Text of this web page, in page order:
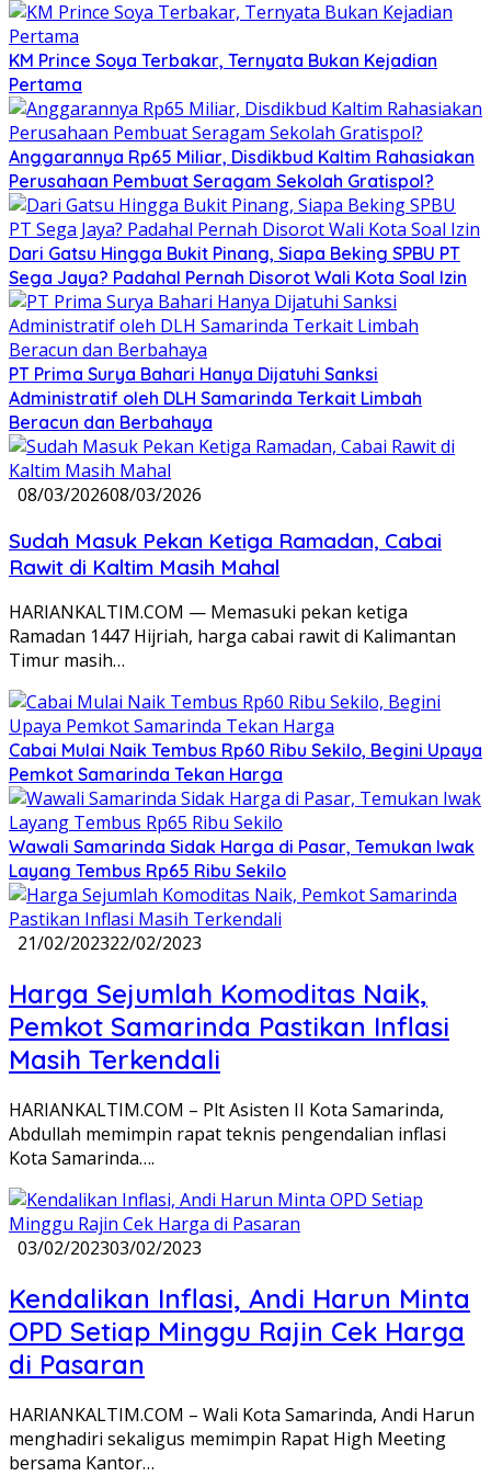
KM Prince Soya Terbakar, Ternyata Bukan Kejadian
Pertama
Anggarannya Rp65 Miliar, Disdikbud Kaltim Rahasiakan
Perusahaan Pembuat Seragam Sekolah Gratispol?
Dari Gatsu Hingga Bukit Pinang, Siapa Beking SPBU PT
Sega Jaya? Padahal Pernah Disorot Wali Kota Soal Izin
PT Prima Surya Bahari Hanya Dijatuhi Sanksi
Administratif oleh DLH Samarinda Terkait Limbah
Beracun dan Berbahaya
08/03/202608/03/2026
Sudah Masuk Pekan Ketiga Ramadan, Cabai
Rawit di Kaltim Masih Mahal
HARIANKALTIM.COM — Memasuki pekan ketiga
Ramadan 1447 Hijriah, harga cabai rawit di Kalimantan
Timur masih…
Cabai Mulai Naik Tembus Rp60 Ribu Sekilo, Begini Upaya
Pemkot Samarinda Tekan Harga
Wawali Samarinda Sidak Harga di Pasar, Temukan Iwak
Layang Tembus Rp65 Ribu Sekilo
21/02/202322/02/2023
Harga Sejumlah Komoditas Naik,
Pemkot Samarinda Pastikan Inflasi
Masih Terkendali
HARIANKALTIM.COM – Plt Asisten II Kota Samarinda,
Abdullah memimpin rapat teknis pengendalian inflasi
Kota Samarinda….
03/02/202303/02/2023
Kendalikan Inflasi, Andi Harun Minta
OPD Setiap Minggu Rajin Cek Harga
di Pasaran
HARIANKALTIM.COM – Wali Kota Samarinda, Andi Harun
menghadiri sekaligus memimpin Rapat High Meeting
bersama Kantor…